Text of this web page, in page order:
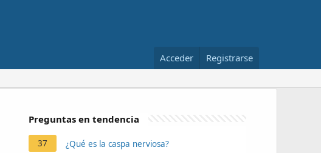
Acceder Registrarse
Preguntas en tendencia
37 ¿Qué es la caspa nerviosa?